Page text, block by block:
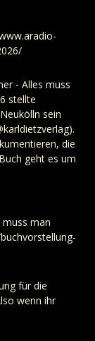
- Alles muss
stellte
sein
die
geht es um
man
für die
wenn ihr